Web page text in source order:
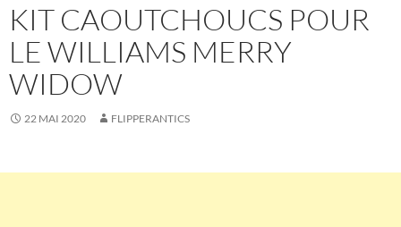
KIT CAOUTCHOUCS POUR
LE WILLIAMS MERRY
WIDOW
22 MAI 2020 FLIPPERANTICS